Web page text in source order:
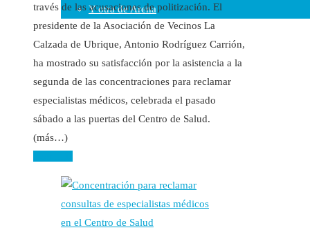
Y otra de Arena
Enlaces
Newsletter
través de las acusaciones de politización. El
presidente de la Asociación de Vecinos La
Calzada de Ubrique, Antonio Rodríguez Carrión,
ha mostrado su satisfacción por la asistencia a la
segunda de las concentraciones para reclamar
especialistas médicos, celebrada el pasado
sábado a las puertas del Centro de Salud.
(más…)